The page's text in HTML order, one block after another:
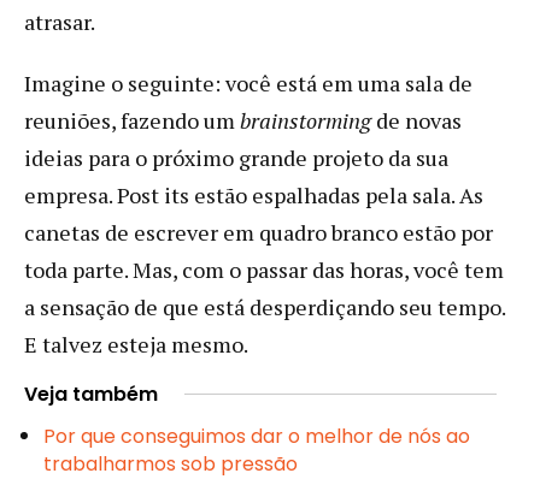
atrasar.
Imagine o seguinte: você está em uma sala de
reuniões, fazendo umbrainstormingde novas
ideias para o próximo grande projeto da sua
empresa. Post its estão espalhadas pela sala. As
canetas de escrever em quadro branco estão por
toda parte. Mas, com o passar das horas, você tem
a sensação de que está desperdiçando seu tempo.
E talvez esteja mesmo.
Veja também
Por que conseguimos dar o melhor de nós ao
trabalharmos sob pressão